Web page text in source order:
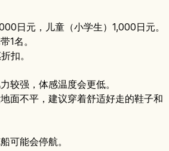
日元，儿童（小学生）1,000日元。
1名。
扣。
较强，体感温度会更低。
面不平，建议穿着舒适好走的鞋子和
可能会停航。